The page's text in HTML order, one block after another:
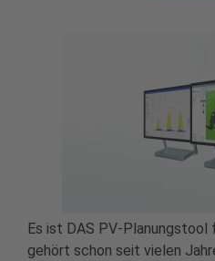
Es ist DAS PV-
gehört schon seit vielen